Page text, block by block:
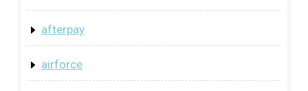
afterpay
airforce